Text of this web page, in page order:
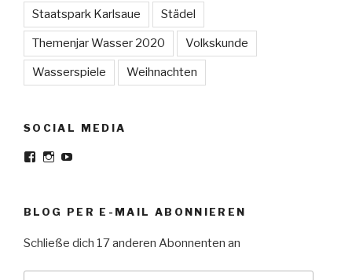
Staatspark Karlsaue Städel
Themenjar Wasser 2020 Volkskunde
Wasserspiele Weihnachten
SOCIAL MEDIA
Facebook
Instagram
BLOG PER E-MAIL ABONNIEREN
Schließe dich 17 anderen Abonnenten an